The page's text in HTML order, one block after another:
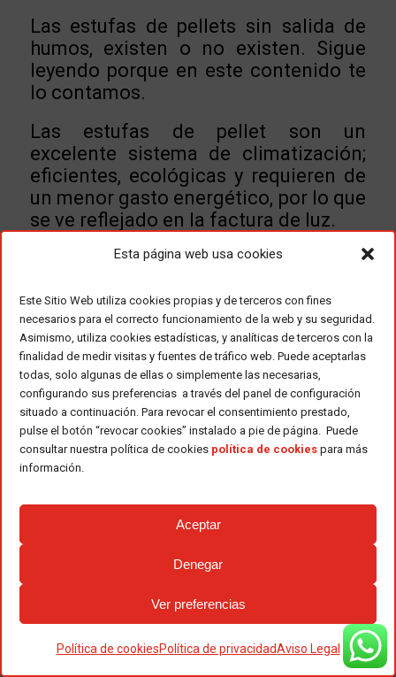
Esta página web usa cookies
Este Sitio Web utiliza cookies propias y de terceros con fines
necesarios para el correcto funcionamiento de la web y su seguridad.
Asimismo, utiliza cookies estadísticas, y analíticas de terceros con la
finalidad de medir visitas y fuentes de tráfico web. Puede aceptarlas
todas, solo algunas de ellas o simplemente las necesarias,
configurando sus preferencias a través del panel de configuración
situado a continuación. Para revocar el consentimiento prestado,
pulse el botón “revocar cookies” instalado a pie de página. Puede
consultar nuestra política de cookies política de cookies para más
información.
Aceptar
Denegar
Ver preferencias
Política de cookiesPolítica de privacidadAviso Legal
Las estufas de pellets sin salida de
humos, existen o no existen. Sigue
leyendo porque en este contenido te
lo contamos.
Las estufas de pellet son un
excelente sistema de climatización;
eficientes, ecológicas y requieren de
un menor gasto energético, por lo que
se ve reflejado en la factura de luz.
pellets sin salida de humos?
Para dar respuesta a esta cuestión, es
necesario tener en cuenta la
normativa para la instalación del
Código Técnico de la Edificación
la cual incide enla evacuación de
sistemas de combustión de las
sobre si las estufas de pellets sin
salida de humos existen o no, hasta la
fecha ¡No existen las estufas de
pellets sin salida de humo! ya que
necesariamente, necesitan de un
sistema de evacuación al exterior.
Este parámetro determina que